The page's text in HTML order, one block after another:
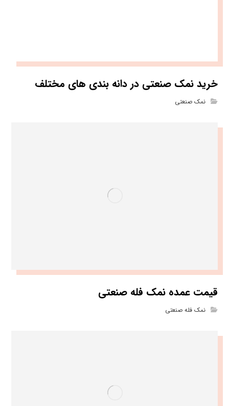
خرید نمک صنعتی در دانه بندی های مختلف
نمک صنعتی
قیمت عمده نمک فله صنعتی
نمک فله صنعتی